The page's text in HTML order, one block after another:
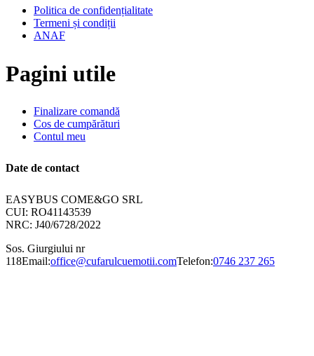
Politica de confidențialitate
Termeni și condiții
ANAF
Pagini utile
Finalizare comandă
Cos de cumpărături
Contul meu
Date de contact
EASYBUS COME&GO SRL
CUI: RO41143539
NRC: J40/6728/2022
Sos. Giurgiului nr
118Email:office@cufarulcuemotii.comTelefon:0746 237 265